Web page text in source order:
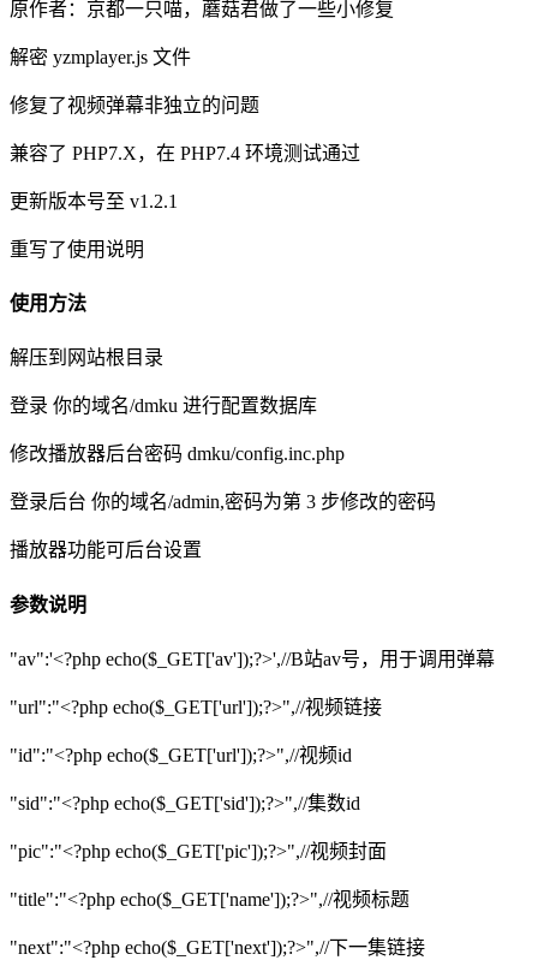
原作者：京都一只喵，蘑菇君做了一些小修复
解密 yzmplayer.js 文件
修复了视频弹幕非独立的问题
兼容了 PHP7.X，在 PHP7.4 环境测试通过
更新版本号至 v1.2.1
重写了使用说明
使用方法
解压到网站根目录
登录 你的域名/dmku 进行配置数据库
修改播放器后台密码 dmku/config.inc.php
登录后台 你的域名/admin,密码为第 3 步修改的密码
播放器功能可后台设置
参数说明
"av":'<?php echo($_GET['av']);?>',//B站av号，用于调用弹幕
"url":"<?php echo($_GET['url']);?>",//视频链接
"id":"<?php echo($_GET['url']);?>",//视频id
"sid":"<?php echo($_GET['sid']);?>",//集数id
"pic":"<?php echo($_GET['pic']);?>",//视频封面
"title":"<?php echo($_GET['name']);?>",//视频标题
"next":"<?php echo($_GET['next']);?>",//下一集链接